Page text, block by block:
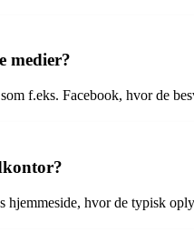
medier?
f.eks. Facebook, hvor de
hvor de typisk